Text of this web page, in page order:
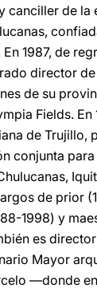
canciller de la
En 1987, de
director
de su
Fields. En
de Trujillo,
conjunta
de prior
1998) y
es
Mayor
—donde